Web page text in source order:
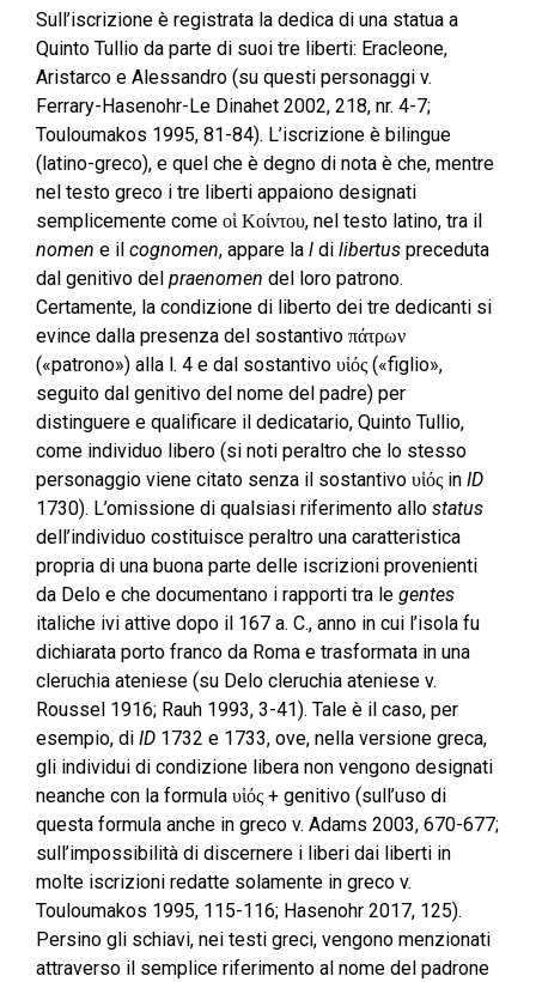
Sull’iscrizione è registrata la dedica di una statua a
Quinto Tullio da parte di suoi tre liberti: Eracleone,
Aristarco e Alessandro (su questi personaggi v.
Ferrary-Hasenohr-Le Dinahet 2002, 218, nr. 4-7;
Touloumakos 1995, 81-84). L’iscrizione è bilingue
(latino-greco), e quel che è degno di nota è che, mentre
nel testo greco i tre liberti appaiono designati
semplicemente come οἱ Κοίντου, nel testo latino, tra il
nomen e il cognomen, appare la l di libertus preceduta
dal genitivo del praenomen del loro patrono.
Certamente, la condizione di liberto dei tre dedicanti si
evince dalla presenza del sostantivo πάτρων
(«patrono») alla l. 4 e dal sostantivo υἱός («figlio»,
seguito dal genitivo del nome del padre) per
distinguere e qualificare il dedicatario, Quinto Tullio,
come individuo libero (si noti peraltro che lo stesso
personaggio viene citato senza il sostantivo υἱός in ID
1730). L’omissione di qualsiasi riferimento allo status
dell’individuo costituisce peraltro una caratteristica
propria di una buona parte delle iscrizioni provenienti
da Delo e che documentano i rapporti tra le gentes
italiche ivi attive dopo il 167 a. C., anno in cui l’isola fu
dichiarata porto franco da Roma e trasformata in una
cleruchia ateniese (su Delo cleruchia ateniese v.
Roussel 1916; Rauh 1993, 3-41). Tale è il caso, per
esempio, di ID 1732 e 1733, ove, nella versione greca,
gli individui di condizione libera non vengono designati
neanche con la formula υἱός + genitivo (sull’uso di
questa formula anche in greco v. Adams 2003, 670-677;
sull’impossibilità di discernere i liberi dai liberti in
molte iscrizioni redatte solamente in greco v.
Touloumakos 1995, 115-116; Hasenohr 2017, 125).
Persino gli schiavi, nei testi greci, vengono menzionati
attraverso il semplice riferimento al nome del padrone